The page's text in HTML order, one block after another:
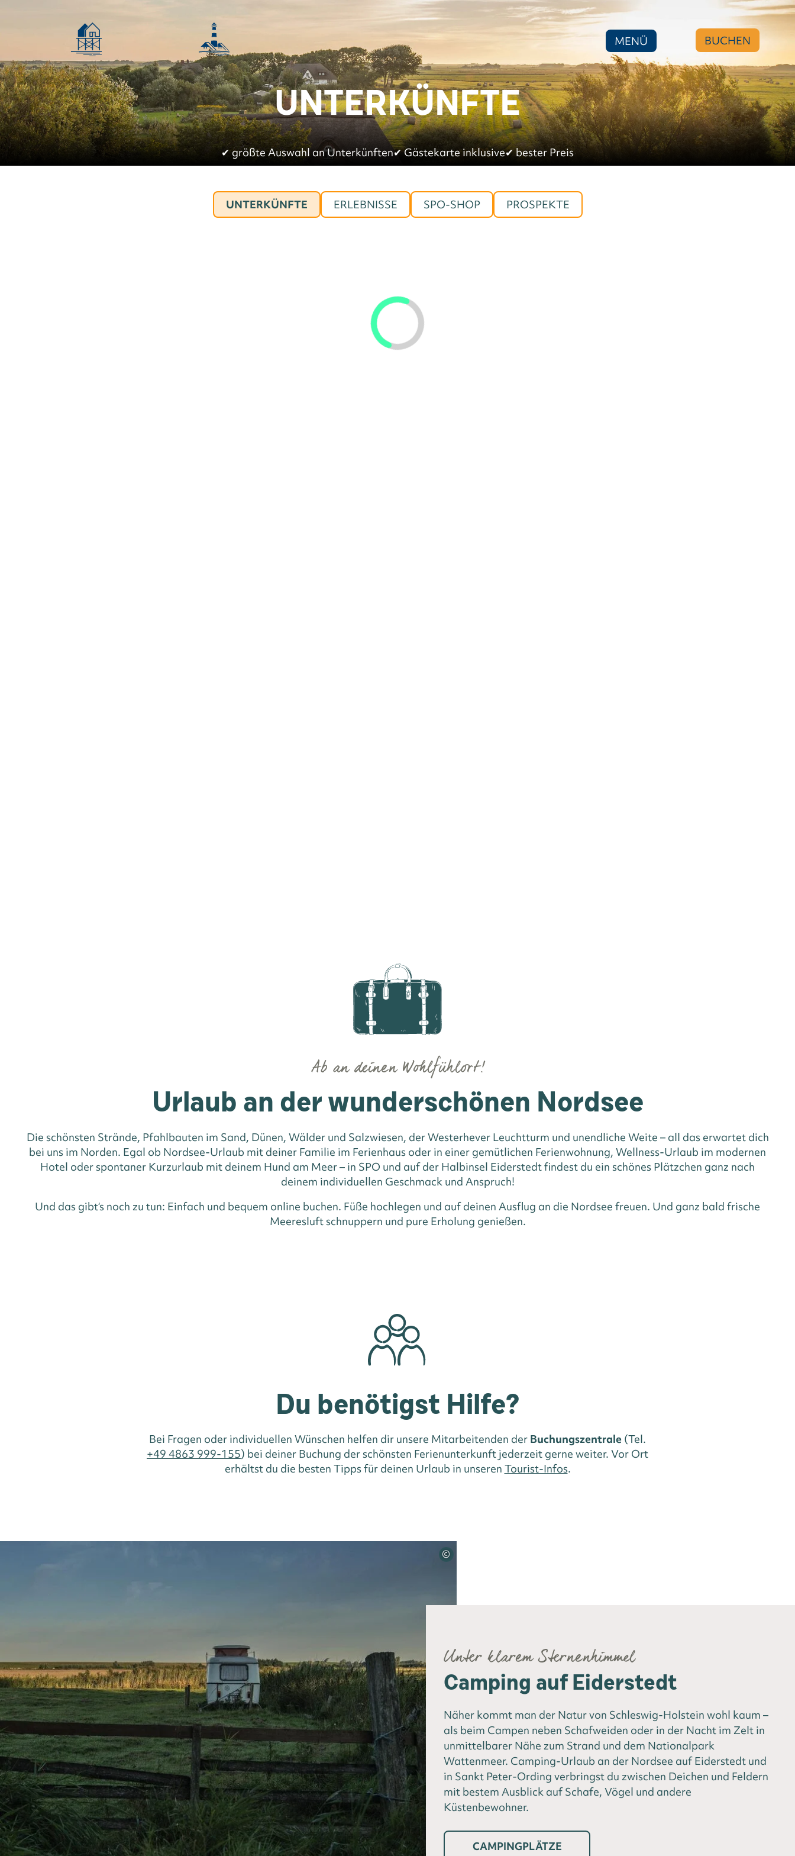
MENÜ BUCHEN
UNTERKÜNFTE
✔︎ größte Auswahl an Unterkünften✔︎Gästekarte inklusive✔︎bester Preis
UNTERKÜNFTE ERLEBNISSE SPO-SHOP PROSPEKTE
Urlaub an der wunderschönen Nordsee
Ab an deinen Wohlfühlort!
Die schönsten Strände, Pfahlbauten im Sand, Dünen, Wälder und Salzwiesen, der Westerhever Leuchtturm und unendliche Weite – all das erwartet dich
bei uns im Norden. Egal ob Nordsee-Urlaub mit deiner Familie im Ferienhaus oder in einer gemütlichen Ferienwohnung, Wellness-Urlaub im modernen
Hotel oder spontaner Kurzurlaub mit deinem Hund am Meer – in SPO und auf der Halbinsel Eiderstedt findest du ein schönes Plätzchen ganz nach
deinem individuellen Geschmack und Anspruch!
Und das gibt‘s noch zu tun: Einfach und bequem online buchen. Füße hochlegen und auf deinen Ausflug an die Nordsee freuen. Und ganz bald frische
Meeresluft schnuppern und pure Erholung genießen.
Du benötigst Hilfe?
Bei Fragen oder individuellen Wünschen helfen dir unsere Mitarbeitenden der Buchungszentrale (Tel.
+49 4863 999-155) bei deiner Buchung der schönsten Ferienunterkunft jederzeit gerne weiter. Vor Ort
erhältst du die besten Tipps für deinen Urlaub in unseren Tourist-Infos.
©
Unter klarem Sternenhimmel
Camping auf Eiderstedt
Näher kommt man der Natur von Schleswig-Holstein wohl kaum –
als beim Campen neben Schafweiden oder in der Nacht im Zelt in
unmittelbarer Nähe zum Strand und dem Nationalpark
Wattenmeer. Camping-Urlaub an der Nordsee auf Eiderstedt und
in Sankt Peter-Ording verbringst du zwischen Deichen und Feldern
mit bestem Ausblick auf Schafe, Vögel und andere
Küstenbewohner.
CAMPINGPLÄTZE